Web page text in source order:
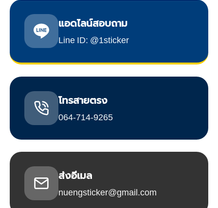
แอดไลน์สอบถาม
Line ID: @1sticker
โทรสายตรง
064-714-9265
ส่งอีเมล
nuengsticker@gmail.com